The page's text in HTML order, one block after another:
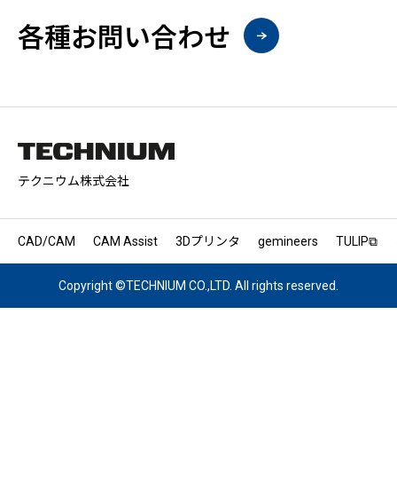
各種お問い合わせ
テクニウム株式会社
CAD/CAM CAM Assist 3Dプリンタ gemineers TULIP⧉
Copyright ©TECHNIUM CO.,LTD. All rights reserved.